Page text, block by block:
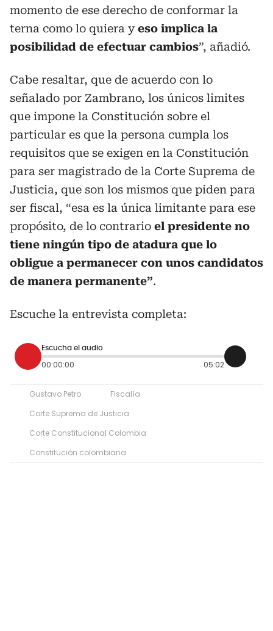
momento de ese derecho de conformar la
terna como lo quiera yeso implica la
posibilidad de efectuar cambios”, añadió.
Cabe resaltar, que de acuerdo con lo
señalado por Zambrano, los únicos limites
que impone la Constitución sobre el
particular es que la persona cumpla los
requisitos que se exigen en la Constitución
para ser magistrado de la Corte Suprema de
Justicia, que son los mismos que piden para
ser fiscal, “esa es la única limitante para ese
propósito, de lo contrario el presidente no
tiene ningún tipo de atadura que lo
obligue a permanecer con unos candidatos
de manera permanente”.
Escuche la entrevista completa:
Escucha el audio
00:00:00 05:02
Gustavo Petro
Fiscalía
Corte Suprema de Justicia
Corte Constitucional Colombia
Constitución colombiana